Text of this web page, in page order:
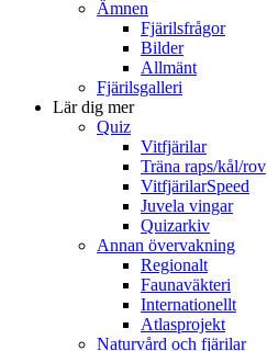
Ämnen
Fjärilsfrågor
Bilder
Allmänt
Fjärilsgalleri
Lär dig mer
Quiz
Vitfjärilar
Träna raps/kål/rov
VitfjärilarSpeed
Juvela vingar
Quizarkiv
Annan övervakning
Regionalt
Faunaväkteri
Internationellt
Atlasprojekt
Naturvård och fjärilar